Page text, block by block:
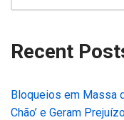
Recent
Bloqueios em Massa
Chão’ e Geram